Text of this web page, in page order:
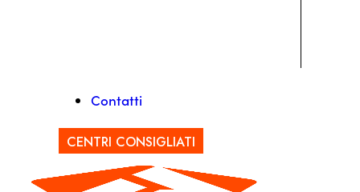
Contatti
CENTRI CONSIGLIATI